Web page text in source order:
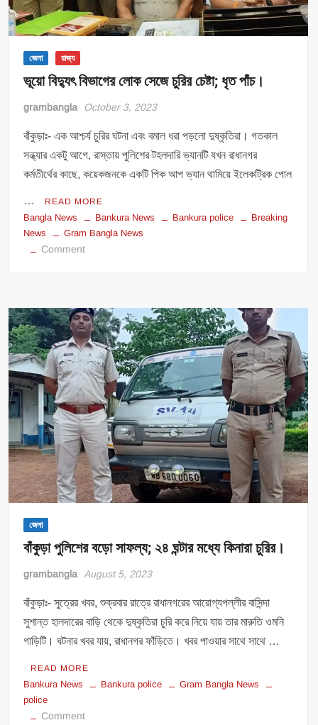
জেলা রাজ্য
ভূয়ো বিদ্যুৎ বিভাগের লোক সেজে চুরির চেষ্টা; ধৃত পাঁচ।
grambangla October 3, 2023
বাঁকুড়াঃ- এক আশ্চর্য চুরির ঘটনা এবং বমাল ধরা পড়লো দুষ্কৃতিরা। গতকাল
সন্ধ্যার একটু আগে, রাস্তায় পুলিশের টহলদারি ভ্যানটি যখন রাধানগর
কর্মতীর্থের কাছে, কয়েকজনকে একটি পিক আপ ভ্যান থামিয়ে ইলেকট্রিক পোল
… READ MORE
Bangla News Bankura News Bankura police
Breaking
News
Gram Bangla News
Commenton
লোক
সেজে
চুরির
চেষ্টা;
ধৃত
পাঁচ।
জেলা
বাঁকুড়া পুলিশের বড়ো সাফল্য; ২৪ ঘন্টার মধ্যে কিনারা চুরির।
grambangla August 5, 2023
বাঁকুড়াঃ- সুত্রের খবর, শুক্রবার রাত্রে রাধানগরের আরোগ্যপল্লীর বাসিন্দা
সুশান্ত হালদারের বাড়ি থেকে দুষ্কৃতিরা চুরি করে নিয়ে যায় তার মারুতি ওমনি
গাড়িটি। ঘটনার খবর যায়, রাধানগর ফাঁড়িতে। খবর পাওয়ার সাথে সাথে …
READ MORE
Bankura News Bankura police
Gram Bangla News
police
Commenton